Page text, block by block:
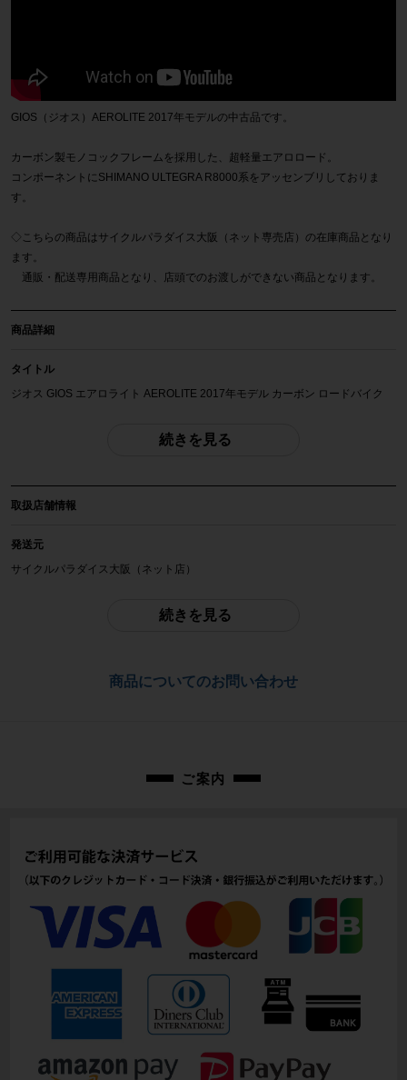
GIOS（ジオス）AEROLITE 2017年モデルの中古品です。
カーボン製モノコックフレームを採用した、超軽量エアロロード。
コンポーネントにSHIMANO ULTEGRA R8000系をアッセンブリしておりま
す。
◇こちらの商品はサイクルパラダイス大阪（ネット専売店）の在庫商品となり
ます。
通販・配送専用商品となり、店頭でのお渡しができない商品となります。
商品詳細
タイトル
ジオス GIOS エアロライト AEROLITE 2017年モデル カーボン ロードバイク
年式
2017年
参考価格
160cm - 165cm（あくまで目安です）
125mm
シートチューブ
480mm
トップチューブ
クランク
続きを見る
取扱店舗情報
発送元
サイクルパラダイス大阪（ネット店）
続きを見る
商品についてのお問い合わせ
ご案内